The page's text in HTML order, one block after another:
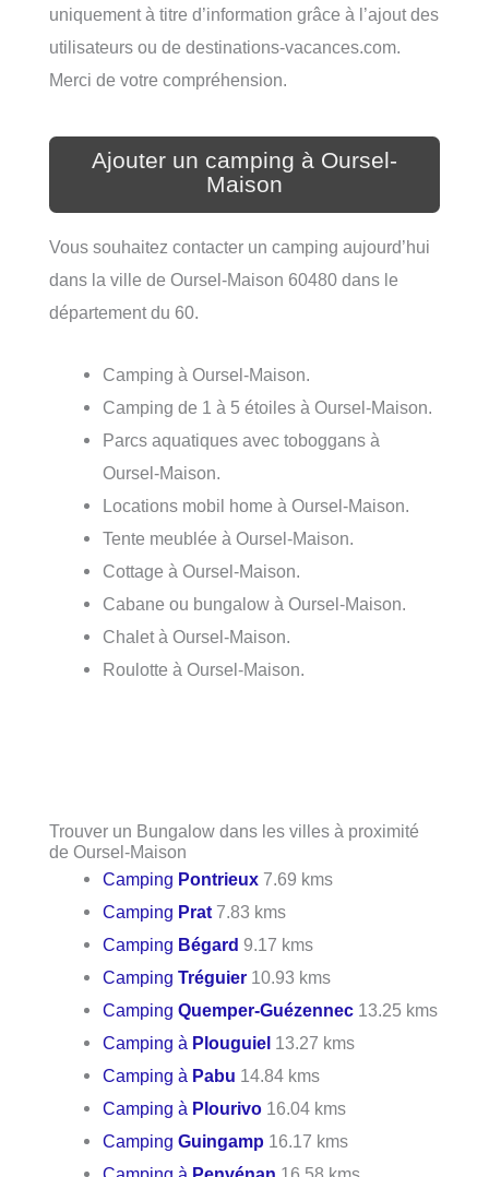
uniquement à titre d’information grâce à l’ajout des
utilisateurs ou de destinations-vacances.com.
Merci de votre compréhension.
Ajouter un camping à Oursel-
Maison
Vous souhaitez contacter un camping aujourd’hui
dans la ville de Oursel-Maison 60480 dans le
département du 60.
Camping à Oursel-Maison.
Camping de 1 à 5 étoiles à Oursel-Maison.
Parcs aquatiques avec toboggans à
Oursel-Maison.
Locations mobil home à Oursel-Maison.
Tente meublée à Oursel-Maison.
Cottage à Oursel-Maison.
Cabane ou bungalow à Oursel-Maison.
Chalet à Oursel-Maison.
Roulotte à Oursel-Maison.
Trouver un Bungalow dans les villes à proximité
de Oursel-Maison
Camping Pontrieux 7.69 kms
Camping Prat 7.83 kms
Camping Bégard 9.17 kms
CampingTréguier 10.93 kms
CampingQuemper-Guézennec 13.25 kms
Camping à Plouguiel 13.27 kms
Camping à Pabu 14.84 kms
Camping à Plourivo 16.04 kms
CampingGuingamp 16.17 kms